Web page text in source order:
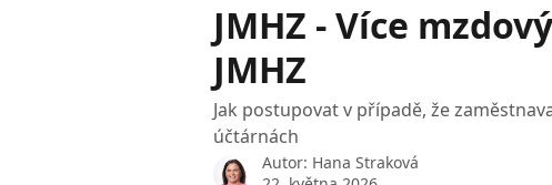
JMHZ - Více
JMHZ
Jak postupovat v případě, že
účtárnách
Autor: Hana Straková